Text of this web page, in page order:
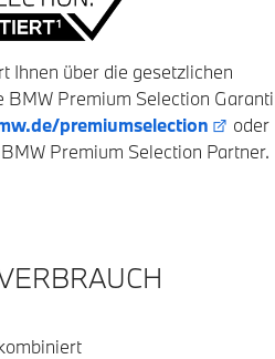
Ihnen über die gesetzlichen
BMW Premium Selection
premiumselection
oder
Premium Selection Partner.